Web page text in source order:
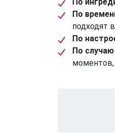
По
подходят
По
По случаю
моментов,